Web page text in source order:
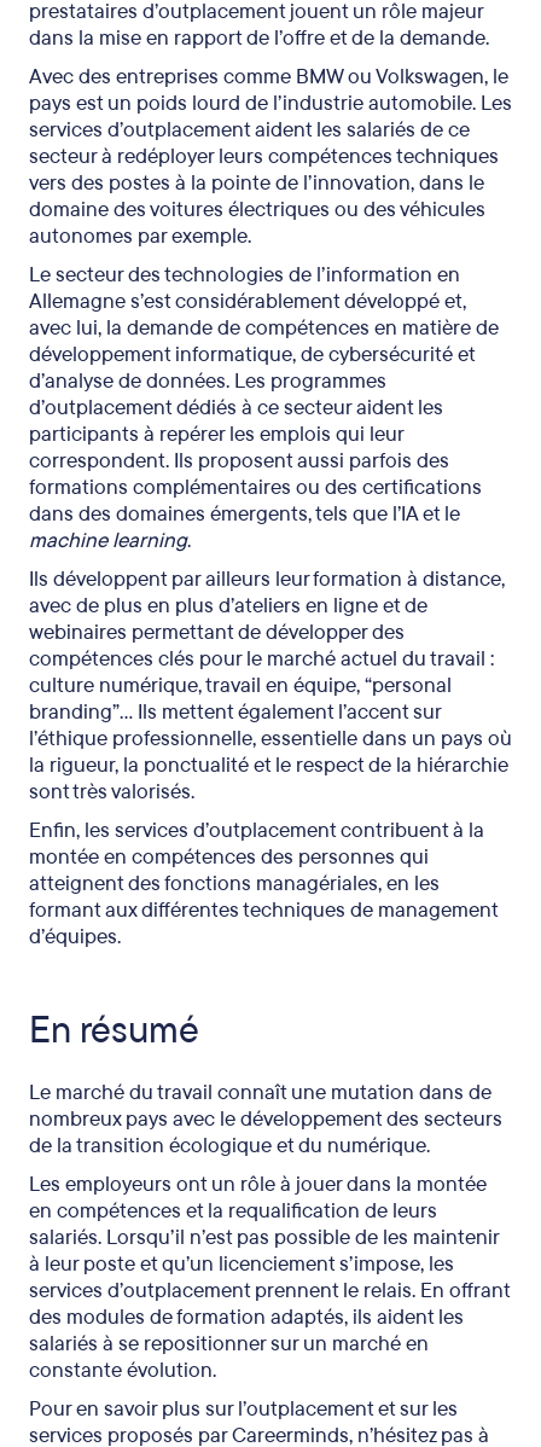
prestataires d’outplacement jouent un rôle majeur
dans la mise en rapport de l’offre et de la demande.
Avec des entreprises comme BMW ou Volkswagen, le
pays est un poids lourd de l’industrie automobile. Les
services d’outplacement aident les salariés de ce
secteur à redéployer leurs compétences techniques
vers des postes à la pointe de l’innovation, dans le
domaine des voitures électriques ou des véhicules
autonomes par exemple.
Le secteur des technologies de l’information en
Allemagne s’est considérablement développé et,
avec lui, la demande de compétences en matière de
développement informatique, de cybersécurité et
d’analyse de données. Les programmes
d’outplacement dédiés à ce secteur aident les
participants à repérer les emplois qui leur
correspondent. Ils proposent aussi parfois des
formations complémentaires ou des certifications
dans des domaines émergents, tels que l’IA et le
machine learning.
Ils développent par ailleurs leur formation à distance,
avec de plus en plus d’ateliers en ligne et de
webinaires permettant de développer des
compétences clés pour le marché actuel du travail :
culture numérique, travail en équipe, “personal
branding”… Ils mettent également l’accent sur
l’éthique professionnelle, essentielle dans un pays où
la rigueur, la ponctualité et le respect de la hiérarchie
sont très valorisés.
Enfin, les services d’outplacement contribuent à la
montée en compétences des personnes qui
atteignent des fonctions managériales, en les
formant aux différentes techniques de management
d’équipes.
En résumé
Le marché du travail connaît une mutation dans de
nombreux pays avec le développement des secteurs
de la transition écologique et du numérique.
Les employeurs ont un rôle à jouer dans la montée
en compétences et la requalification de leurs
salariés. Lorsqu’il n’est pas possible de les maintenir
à leur poste et qu’un licenciement s’impose, les
services d’outplacement prennent le relais. En offrant
des modules de formation adaptés, ils aident les
salariés à se repositionner sur un marché en
constante évolution.
Pour en savoir plus sur l’outplacement et sur les
services proposés par Careerminds, n’hésitez pas à